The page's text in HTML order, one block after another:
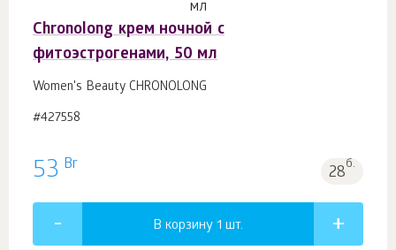
Chronolong крем ночной c
фитоэстрогенами, 50 мл
Women's Beauty CHRONOLONG
#427558
53 Br 28б.
В корзину 1 шт.